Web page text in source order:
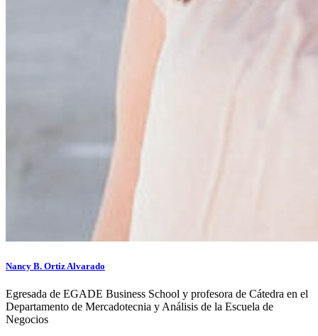
Nancy B. Ortiz Alvarado
Egresada de EGADE Business School y profesora de Cátedra en el
Departamento de Mercadotecnia y Análisis de la Escuela de
Negocios